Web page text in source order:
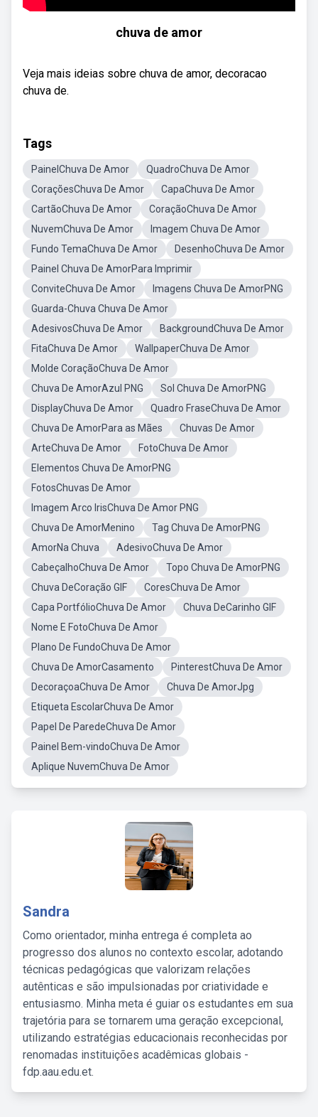
chuva de amor
Veja mais ideias sobre chuva de amor, decoracao
chuva de.
Tags
PainelChuva De Amor
QuadroChuva De Amor
CoraçõesChuva De Amor
CapaChuva De Amor
CartãoChuva De Amor
CoraçãoChuva De Amor
NuvemChuva De Amor
Imagem Chuva De Amor
Fundo TemaChuva De Amor
DesenhoChuva De Amor
Painel Chuva De AmorPara Imprimir
ConviteChuva De Amor
Imagens Chuva De AmorPNG
Guarda-Chuva Chuva De Amor
AdesivosChuva De Amor
BackgroundChuva De Amor
FitaChuva De Amor
WallpaperChuva De Amor
Molde CoraçãoChuva De Amor
Chuva De AmorAzul PNG
Sol Chuva De AmorPNG
DisplayChuva De Amor
Quadro FraseChuva De Amor
Chuva De AmorPara as Mães
Chuvas De Amor
ArteChuva De Amor
FotoChuva De Amor
Elementos Chuva De AmorPNG
FotosChuvas De Amor
Imagem Arco IrisChuva De Amor PNG
Chuva De AmorMenino
Tag Chuva De AmorPNG
AmorNa Chuva
AdesivoChuva De Amor
CabeçalhoChuva De Amor
Topo Chuva De AmorPNG
Chuva DeCoração GIF
CoresChuva De Amor
Capa PortfólioChuva De Amor
Chuva DeCarinho GIF
Nome E FotoChuva De Amor
Plano De FundoChuva De Amor
Chuva De AmorCasamento
PinterestChuva De Amor
DecoraçoaChuva De Amor
Chuva De AmorJpg
Etiqueta EscolarChuva De Amor
Papel De ParedeChuva De Amor
Painel Bem-vindoChuva De Amor
Aplique NuvemChuva De Amor
Sandra
Como orientador, minha entrega é completa ao
progresso dos alunos no contexto escolar, adotando
técnicas pedagógicas que valorizam relações
autênticas e são impulsionadas por criatividade e
entusiasmo. Minha meta é guiar os estudantes em sua
trajetória para se tornarem uma geração excepcional,
utilizando estratégias educacionais reconhecidas por
renomadas instituições acadêmicas globais -
fdp.aau.edu.et.